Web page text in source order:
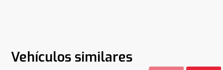
Vehículos similares